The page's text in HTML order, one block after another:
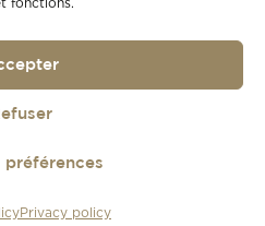
préférences
Privacy policy